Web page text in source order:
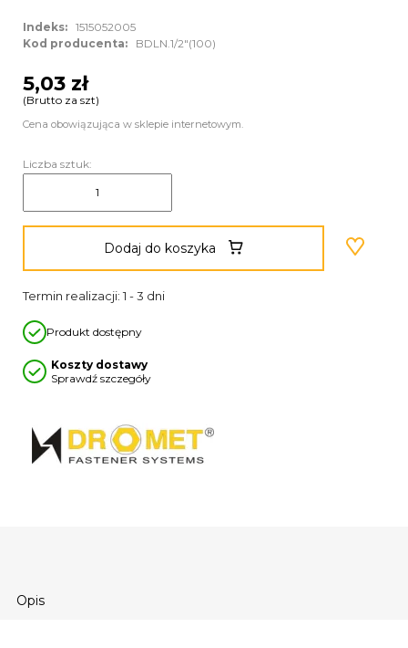
Opis
Indeks: 1515052005
Kod producenta:
BDLN.1/2"(100)
5,03 zł
(Brutto za szt)
Cena obowiązująca w sklepie internetowym.
Liczba sztuk:
Dodaj do koszyka
Termin realizacji: 1 - 3 dni
Produkt dostępny
Koszty dostawy
Sprawdź szczegóły